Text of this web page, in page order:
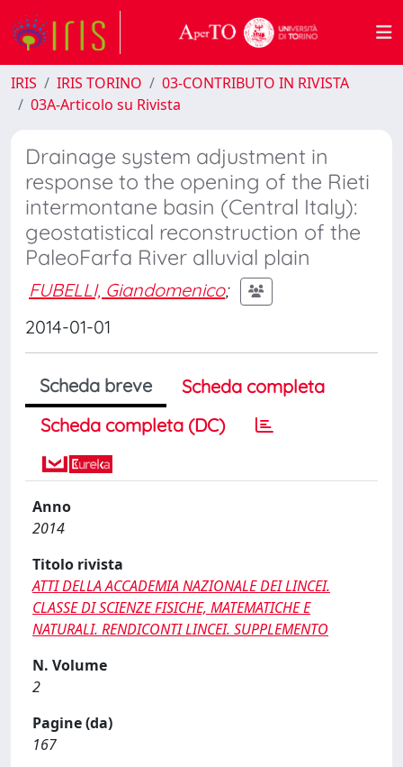
IRIS IRIS TORINO
03-CONTRIBUTO IN RIVISTA
03A-Articolo su Rivista
Drainage system adjustment in
response to the opening of the Rieti
intermontane basin (Central Italy):
geostatistical reconstruction of the
PaleoFarfa River alluvial plain
FUBELLI, Giandomenico;
2014-01-01
Scheda breve
Scheda completa
Scheda completa (DC)
Anno
2014
Titolo rivista
ATTI DELLA ACCADEMIA NAZIONALE DEI LINCEI.
CLASSE DI SCIENZE FISICHE, MATEMATICHE E
NATURALI. RENDICONTI LINCEI. SUPPLEMENTO
N. Volume
2
Pagine (da)
167